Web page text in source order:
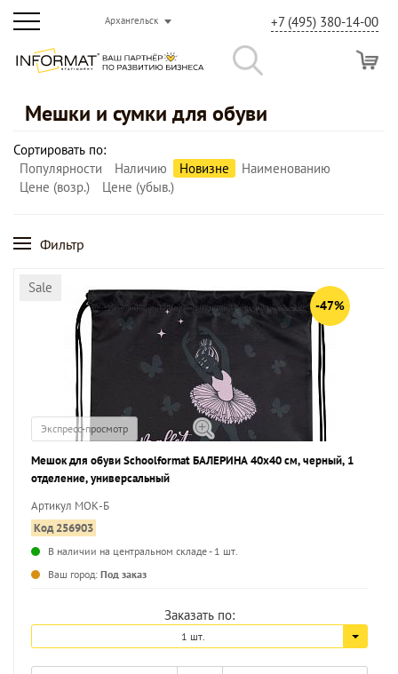
Архангельск +7 (495) 380-14-00
Мешки и сумки для обуви
Сортировать по:
Популярности
Наличию Новизне
Наименованию
Цене (возр.)
Цене (убыв.)
Фильтр
Sale
-47%
Экспресс-просмотр
Мешок для обуви Schoolformat БАЛЕРИНА 40x40 см, черный, 1
отделение, универсальный
Артикул МОК-Б
Код 256903
В наличии на центральном складе - 1 шт.
Ваш город: Под заказ
Заказать по:
1 шт.